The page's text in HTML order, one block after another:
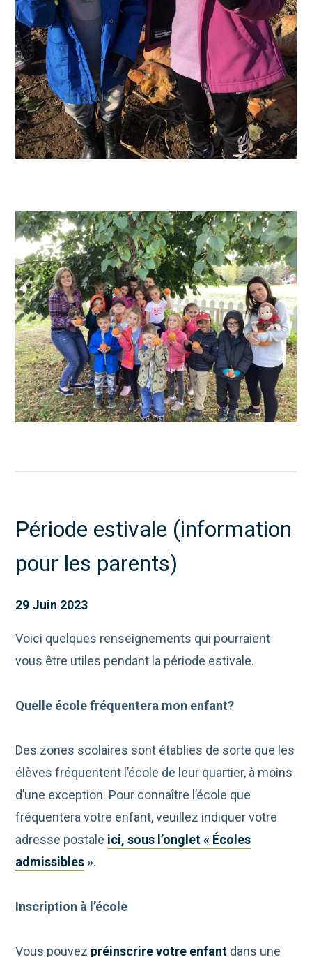
Période estivale (information
pour les parents)
29 Juin 2023
Voici quelques renseignements qui pourraient
vous être utiles pendant la période estivale.
Quelle école fréquentera mon enfant?
Des zones scolaires sont établies de sorte que les
élèves fréquentent l’école de leur quartier, à moins
d’une exception. Pour connaître l’école que
fréquentera votre enfant, veuillez indiquer votre
adresse postale ici, sous l’onglet « Écoles
admissibles ».
Inscription à l’école
Vous pouvez préinscrire votre enfant dans une